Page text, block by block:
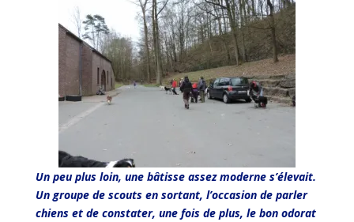
Un peu plus loin, une bâtisse assez moderne s’élevait.
Un groupe de scouts en sortant, l’occasion de parler
chiens et de constater, une fois de plus, le bon odorat